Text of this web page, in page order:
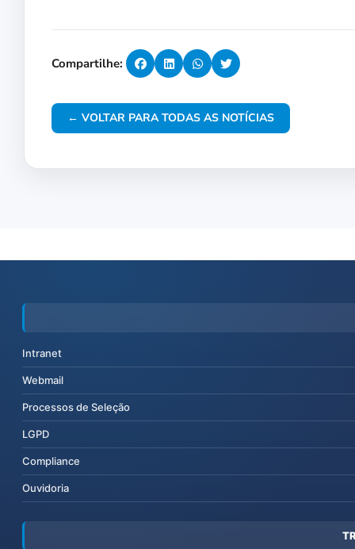
Compartilhe:
← VOLTAR PARA TODAS AS NOTÍCIAS
Intranet
Webmail
Processos de Seleção
LGPD
Compliance
Ouvidoria